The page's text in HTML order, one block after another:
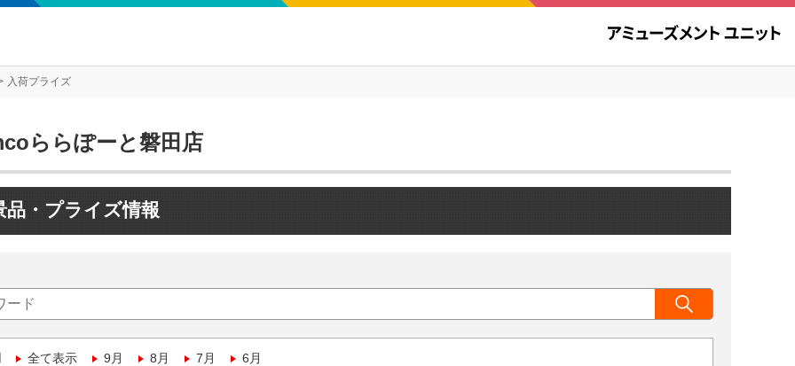
入荷プライズ
ららぽーと磐田店
品・プライズ情報
全て表示 9月 8月 7月 6月